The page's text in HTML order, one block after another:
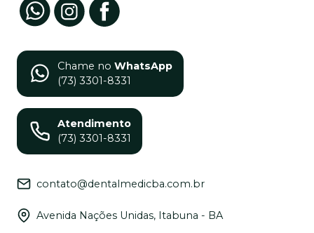
Chame no WhatsApp
(73) 3301-8331
Atendimento
(73) 3301-8331
contato@dentalmedicba.com.br
Avenida Nações Unidas, Itabuna - BA